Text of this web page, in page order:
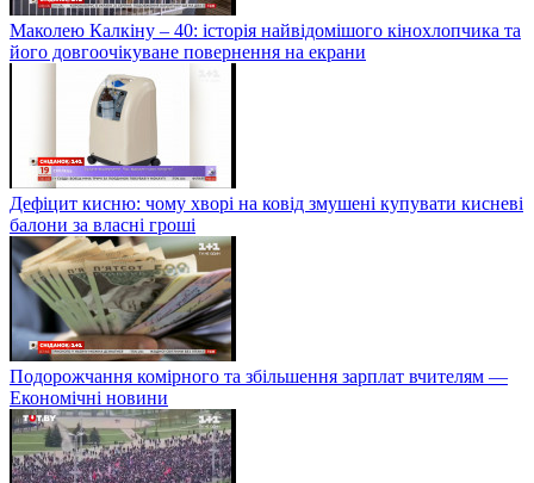
Маколею Калкіну – 40: історія найвідомішого кінохлопчика та
його довгоочікуване повернення на екрани
Дефіцит кисню: чому хворі на ковід змушені купувати кисневі
балони за власні гроші
Подорожчання комірного та збільшення зарплат вчителям —
Економічні новини